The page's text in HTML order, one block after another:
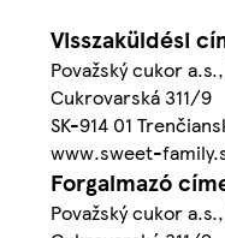
Visszaküldési
Považský cukor
Cukrovarská 311/9
SK-914 01
www.sweet-
Forgalmazó
Považský cukor